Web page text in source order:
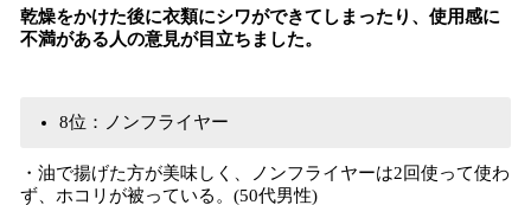
乾燥をかけた後に衣類にシワができてしまったり、使用感に
不満がある人の意見が目立ちました。
8位：ノンフライヤー
・油で揚げた方が美味しく、ノンフライヤーは2回使って使わ
ず、ホコリが被っている。(50代男性)